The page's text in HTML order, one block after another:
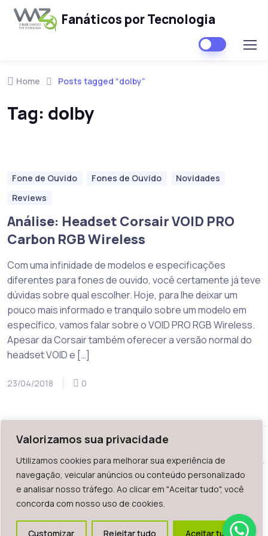
Valorizamos sua privacidade
Utilizamos cookies para melhorar sua experiência de
navegação, veicular anúncios ou conteúdo personalizado
e analisar nosso tráfego. Ao clicar em "Aceitar tudo", você
concorda com nosso uso de cookies.
Customizar Rejeitar tudo Aceitar tudo
Fanáticos por Tecnologia
Home Posts tagged “dolby”
Tag: dolby
Fone de Ouvido Fones de Ouvido
Novidades
Reviews
Análise: Headset Corsair VOID PRO
Carbon RGB Wireless
Com uma infinidade de modelos e especificações
diferentes para fones de ouvido, você certamente já teve
dúvidas sobre qual escolher. Hoje, para lhe deixar um
pouco mais informado e tranquilo sobre um modelo em
específico, vamos falar sobre o VOID PRO RGB Wireless.
Apesar da Corsair também oferecer a versão normal do
headset VOID e […]
23/04/2018 0
WAZ - Av. do Contorno 2939, lojas 1 a 7, Belo Horizonte, MG -
Brasil. CEP: 30.110-013
Telefone: +55 (31) 2126-6666 | CNPJ: 06.036.939/0001-92
2023.
Todos os direitos reservados. É vetada a reprodução, total